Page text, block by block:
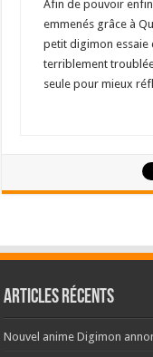
Afin de pouvoir
emmenés grâce à
petit digimon essaie
terriblement
seule pour mieux
Articles récents
Nouvel anime Digimon